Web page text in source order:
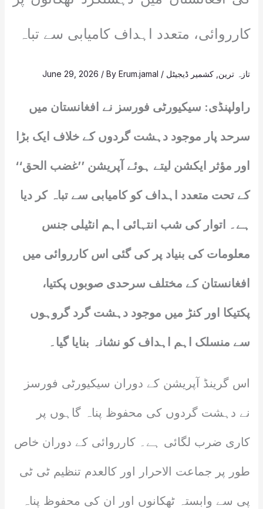
کارروائی، متعدد اہداف کامیابی سے تباہ
تازہ ترین کشمیر ڈیجیٹل /
June 29, 2026 / ByErum.jamal
راولپنڈی: سیکیورٹی فورسز نے افغانستان میں
سرحد پار موجود دہشت گردوں کے خلاف ایک بڑا
اور مؤثر ایکشن لیتے ہوئے آپریشن ’’غضب الحق‘‘
کے تحت متعدد اہداف کو کامیابی سے تباہ کر دیا
ہے۔ اتوار کی شب انتہائی اہم انٹیلی جنس
معلومات کی بنیاد پر کی گئی اس کارروائی میں
افغانستان کے مختلف سرحدی صوبوں پکتیا،
پکتیکا اور کنڑ میں موجود دہشت گرد گروہوں
سے منسلک اہم اہداف کو نشانہ بنایا گیا۔
اس گرینڈ آپریشن کے دوران سیکیورٹی فورسز
نے دہشت گردوں کی محفوظ پناہ گاہوں پر
کاری ضرب لگائی ہے۔ کارروائی کے دوران خاص
طور پر جماعت الاحرار اور کالعدم تنظیم ٹی ٹی
پی سے وابستہ ٹھکانوں اور ان کی محفوظ پناہ